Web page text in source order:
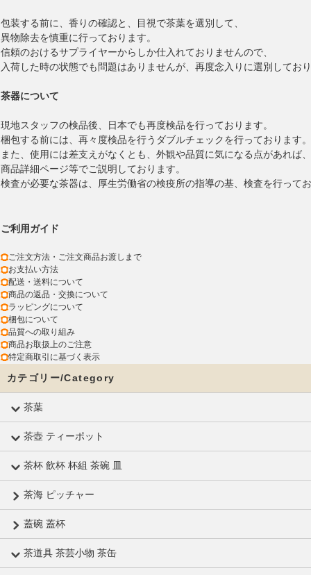
包装する前に、香りの確認と、目視で茶葉を選別して、
異物除去を慎重に行っております。
信頼のおけるサプライヤーからしか仕入れておりませんので、
入荷した時の状態でも問題はありませんが、再度念入りに選別してお
茶器について
現地スタッフの検品後、日本でも再度検品を行っております。
梱包する前には、再々度検品を行うダブルチェックを行っております。
また、使用には差支えがなくとも、外観や品質に気になる点があれば、
商品詳細ページ等でご説明しております。
検査が必要な茶器は、厚生労働省の検疫所の指導の基、検査を行って
ご利用ガイド
ご注文方法・ご注文商品お渡しまで
お支払い方法
配送・送料について
商品の返品・交換について
ラッピングについて
梱包について
品質への取り組み
商品お取扱上のご注意
特定商取引に基づく表示
カテゴリー/Category
茶葉
茶壺 ティーポット
茶杯 飲杯 杯組 茶碗 皿
茶海 ピッチャー
蓋碗 蓋杯
茶道具 茶芸小物 茶缶